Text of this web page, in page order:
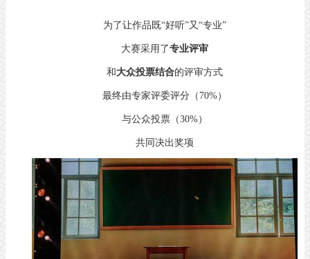
为了让作品既“好听”又“专业”
大赛采用了专业评审
和 大众投票结合的评审方式
最终由专家评委评分（70%）
与公众投票（30%）
共同决出奖项